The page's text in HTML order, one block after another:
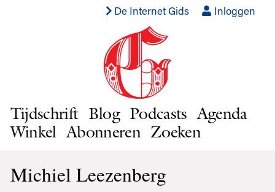
De Internet Gids Inloggen
Tijdschrift Blog Podcasts Agenda
Winkel Abonneren Zoeken
Michiel Leezenberg